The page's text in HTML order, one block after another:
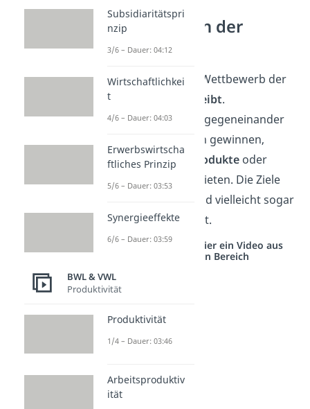
Wettbewerb in der
Wirtschaft
In derWirtschaftist Wettbewerb der
Motor, der alles
antreibt.
Unternehmen treten gegeneinander
an. Sie wollen Kunden gewinnen,
indem siebessere Produkte oder
Dienstleistungen anbieten. Die Ziele
und vielleicht sogar
die Marktführerschaft.
Studyflix vernetzt: Hier ein Video aus
einem anderen Bereich
Subsidiaritätspri
nzip
3/6 – Dauer: 04:12
Wirtschaftlichkei
t
4/6 – Dauer: 04:03
Erwerbswirtscha
ftliches Prinzip
5/6 – Dauer: 03:53
Synergieeffekte
6/6 – Dauer: 03:59
BWL & VWL
Produktivität
Produktivität
1/4 – Dauer: 03:46
Arbeitsproduktiv
ität